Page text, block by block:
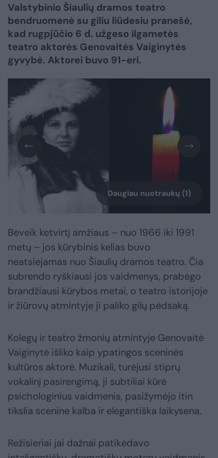
Valstybinio Šiaulių dramos teatro
bendruomenė su giliu liūdesiu pranešė,
kad rugpjūčio 6 d. užgeso ilgametės
teatro aktorės Genovaitės Vaiginytės
gyvybė. Aktorei buvo 91-eri.
Daugiau nuotraukų (1)
Beveik ketvirtį amžiaus – nuo 1966 iki 1991
metų – jos kūrybinis kelias buvo
neatsiejamas nuo Šiaulių dramos teatro. Čia
subrendo ryškiausi jos vaidmenys, prabėgo
brandžiausi kūrybos metai, o teatro istorijoje
ir žiūrovų atmintyje ji paliko gilų pėdsaką.
Kolegų ir teatro žmonių atmintyje Genovaitė
Vaiginytė išliko kaip ypatingos sceninės
kultūros aktorė. Muzikali, turėjusi stiprų
vokalinį pasirengimą, ji subtiliai kūrė
psichologinius vaidmenis, pasižymėjo itin
tikslia scenine kalba ir elegantiška laikysena.
Režisieriai jai dažnai patikėdavo